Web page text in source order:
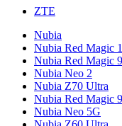
ZTE
Nubia
Nubia Red Magic
Nubia Red Magic
Nubia Neo 2
Nubia Z70 Ultra
Nubia Red Magic
Nubia Neo 5G